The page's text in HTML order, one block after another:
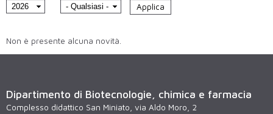
Non è presente alcuna novità.
Dipartimento di Biotecnologie, chimica e farmacia
Complesso didattico San Miniato, via Aldo Moro, 2